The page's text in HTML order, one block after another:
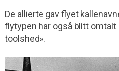
De allierte gav flyet
flytypen har også blitt omtalt
toolshed».